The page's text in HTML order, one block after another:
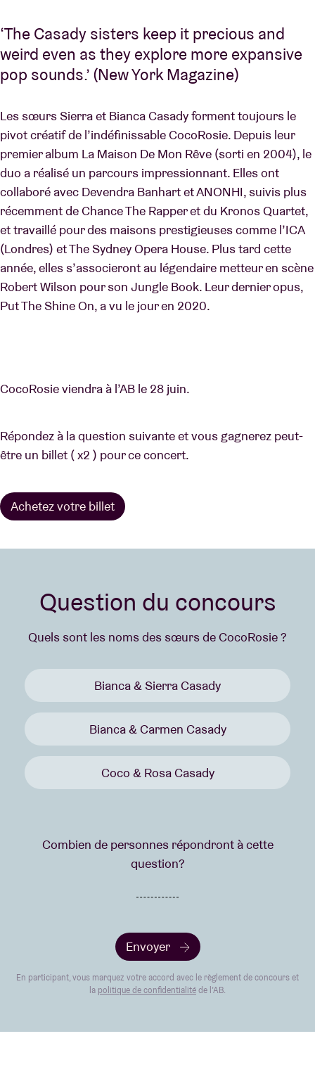
À propos de l'AB
Contact
‘The Casady sisters keep it precious and
weird even as they explore more expansive
pop sounds.’ (New York Magazine)
Les sœurs Sierra et Bianca Casady forment toujours le
pivot créatif de l’indéfinissable CocoRosie. Depuis leur
premier album La Maison De Mon Rêve (sorti en 2004), le
duo a réalisé un parcours impressionnant. Elles ont
collaboré avec Devendra Banhart et ANONHI, suivis plus
récemment de Chance The Rapper et du Kronos Quartet,
et travaillé pour des maisons prestigieuses comme l’ICA
(Londres) et The Sydney Opera House. Plus tard cette
année, elles s’associeront au légendaire metteur en scène
Robert Wilson pour son Jungle Book. Leur dernier opus,
Put The Shine On, a vu le jour en 2020.
CocoRosie viendra à l’AB le 28 juin.
Répondez à la question suivante et vous gagnerez peut-
être un billet ( x2 ) pour ce concert.
Achetez votre billet
Question du concours
Quels sont les noms des sœurs de CocoRosie ?
Bianca & Sierra Casady
Bianca & Carmen Casady
Coco & Rosa Casady
Combien de personnes répondront à cette
question?
Envoyer
En participant, vous marquez votre accord avec le règlement de concours et
la politique de confidentialité de l’AB.